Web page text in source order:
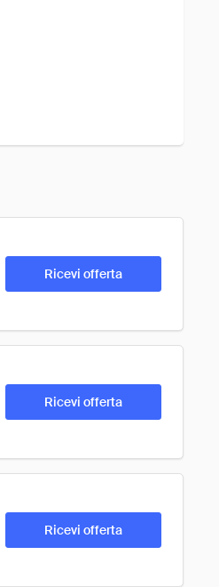
Ricevi offerta
Ricevi offerta
Ricevi offerta